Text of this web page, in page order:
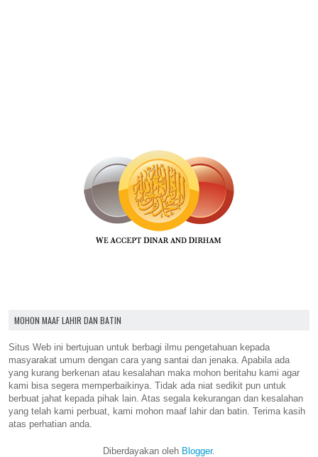
MOHON MAAF LAHIR DAN BATIN
Situs Web ini bertujuan untuk berbagi ilmu pengetahuan kepada
masyarakat umum dengan cara yang santai dan jenaka. Apabila ada
yang kurang berkenan atau kesalahan maka mohon beritahu kami agar
kami bisa segera memperbaikinya. Tidak ada niat sedikit pun untuk
berbuat jahat kepada pihak lain. Atas segala kekurangan dan kesalahan
yang telah kami perbuat, kami mohon maaf lahir dan batin. Terima kasih
atas perhatian anda.
Diberdayakan oleh Blogger.